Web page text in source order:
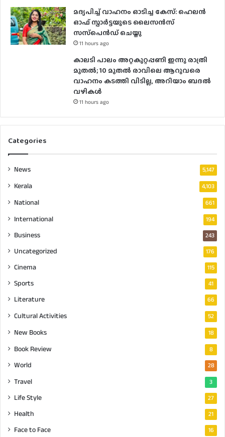
മദ്യപിച്ച് വാഹനം ഓടിച്ച കേസ്: ഹെലന്‍
ഓഫ് സ്പാര്‍ട്ടയുടെ ലൈസന്‍സ്
സസ്‌പെന്‍ഡ് ചെയ്തു
11 hours ago
കാലടി പാലം അറ്റകുറ്റപ്പണി ഇന്നു രാത്രി
മുതല്‍; 10 മുതല്‍ രാവിലെ ആറുവരെ
വാഹനം കടത്തി വിടില്ല, അറിയാം ബദൽ
വഴികൾ
11 hours ago
Categories
News 5,147
Kerala 4,103
National 661
International 194
Business 243
Uncategorized 176
Cinema 115
Sports 41
Literature 66
Cultural Activities 52
New Books 18
Book Review 8
World 28
Travel 3
Life Style 27
Health 21
Face to Face 16